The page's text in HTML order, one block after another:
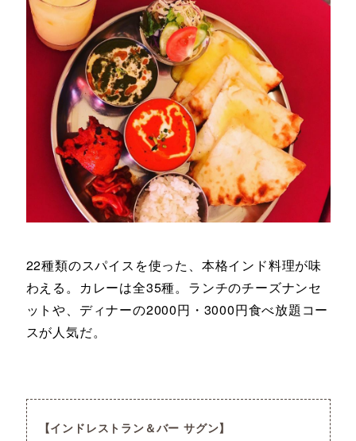
22種類のスパイスを使った、本格インド料理が味
わえる。カレーは全35種。ランチのチーズナンセ
ットや、ディナーの2000円・3000円食べ放題コー
スが人気だ。
インドレストラン＆バー サグン